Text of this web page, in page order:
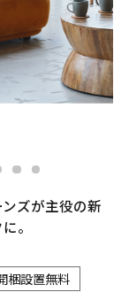
ズが主役の新
。
梱設置無料